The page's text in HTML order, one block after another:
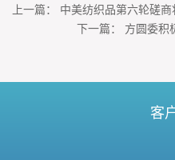
上一篇： 中美纺织品第六轮磋
下一篇：
方圆委积
客